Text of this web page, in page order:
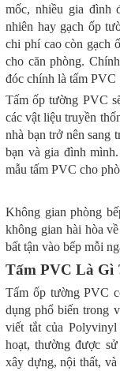
mốc, nhiều gia đình
nhiên hay gạch ốp
chi phí cao còn gạch
cho căn phòng.
đóc chính là tấm PVC
Tấm ốp tường PVC
các vật liệu truyền
nhà bạn trở nên sang
bạn và gia đình
mẫu tấm PVC cho
Không gian phòng
không gian hài hòa
bất tận vào bếp mỗi
Tấm PVC Là Gì
Tấm ốp tường PVC
dụng phổ biến trong
viết tắt của
hoạt, thường được
xây dựng, nội thất,